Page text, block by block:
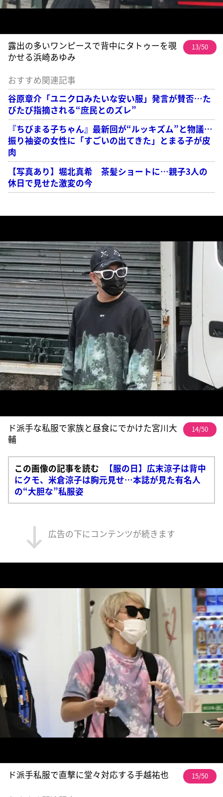
露出の多いワンピースで背中にタトゥーを覗
かせる浜崎あゆみ
13/50
おすすめ関連記事
谷原章介「ユニクロみたいな安い服」発言が賛否…た
びたび指摘される“庶民とのズレ”
『ちびまる子ちゃん』最新回が“ルッキズム”と物議…
振り袖姿の女性に「すごいの出てきた」とまる子が皮
肉
【写真あり】堀北真希 茶髪ショートに…親子3人の
休日で見せた激変の今
ド派手な私服で家族と昼食にでかけた宮川大
輔
14/50
この画像の記事を読む
【服の日】広末涼子は背中
にクモ、米倉涼子は胸元見せ…本誌が見た有名人
の“大胆な”私服姿
広告の下にコンテンツが続きます
ド派手私服で直撃に堂々対応する手越祐也 15/50